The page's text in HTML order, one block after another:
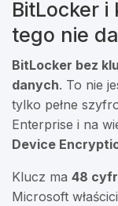
BitLocker
tego nie
BitLocker bez
danych. To nie
tylko pełne
Enterprise i na
Device
Klucz ma 48 cyfr
Microsoft